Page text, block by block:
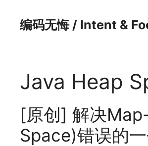
编码无悔 / Intent &
Java Heap
[原创] 解决
Space)错误的